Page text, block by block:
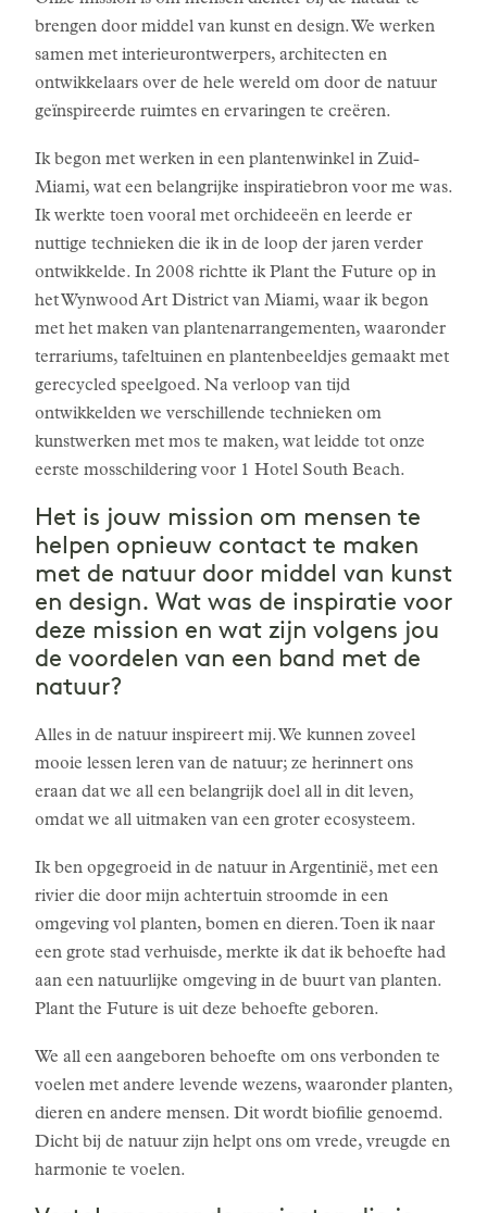
brengen door middel van kunst en design. We werken
samen met interieurontwerpers, architecten en
ontwikkelaars over de hele wereld om door de natuur
geïnspireerde ruimtes en ervaringen te creëren.
Ik begon met werken in een plantenwinkel in Zuid-
Miami, wat een belangrijke inspiratiebron voor me was.
Ik werkte toen vooral met orchideeën en leerde er
nuttige technieken die ik in de loop der jaren verder
ontwikkelde. In 2008 richtte ik Plant the Future op in
het Wynwood Art District van Miami, waar ik begon
met het maken van plantenarrangementen, waaronder
terrariums, tafeltuinen en plantenbeeldjes gemaakt met
gerecycled speelgoed. Na verloop van tijd
ontwikkelden we verschillende technieken om
kunstwerken met mos te maken, wat leidde tot onze
eerste mosschildering voor 1 Hotel South Beach.
Het is jouw mission om mensen te
helpen opnieuw contact te maken
met de natuur door middel van kunst
en design. Wat was de inspiratie voor
deze mission en wat zijn volgens jou
de voordelen van een band met de
natuur?
Alles in de natuur inspireert mij. We kunnen zoveel
mooie lessen leren van de natuur; ze herinnert ons
eraan dat we all een belangrijk doel all in dit leven,
omdat we all uitmaken van een groter ecosysteem.
Ik ben opgegroeid in de natuur in Argentinië, met een
rivier die door mijn achtertuin stroomde in een
omgeving vol planten, bomen en dieren. Toen ik naar
een grote stad verhuisde, merkte ik dat ik behoefte had
aan een natuurlijke omgeving in de buurt van planten.
Plant the Future is uit deze behoefte geboren.
We all een aangeboren behoefte om ons verbonden te
voelen met andere levende wezens, waaronder planten,
dieren en andere mensen. Dit wordt biofilie genoemd.
Dicht bij de natuur zijn helpt ons om vrede, vreugde en
harmonie te voelen.